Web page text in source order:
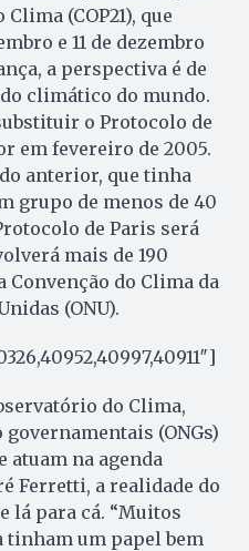
(COP21), que
e 11 de dezembro
a perspectiva é de
climático do mundo.
o Protocolo de
em fevereiro de 2005.
anterior, que tinha
grupo de menos de 40
de Paris será
mais de 190
Convenção do Clima da
(ONU).
do Clima,
(ONGs)
atuam na agenda
Ferretti, a realidade do
lá para cá. “Muitos
tinham um papel bem